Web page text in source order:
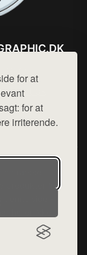
for at
for at
irriterende.
privatlivspolitik
en række
produkter fra
side - vi